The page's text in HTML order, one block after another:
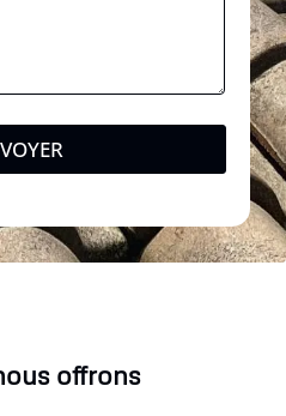
offrons